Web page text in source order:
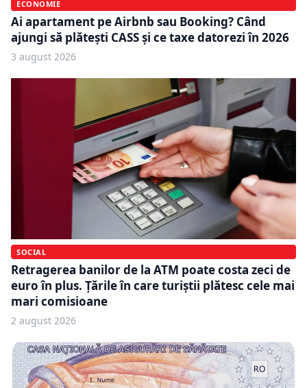
ECONOMIE
Ai apartament pe Airbnb sau Booking? Când
ajungi să plătești CASS și ce taxe datorezi în 2026
3 august 2026
SOCIAL
Retragerea banilor de la ATM poate costa zeci de
euro în plus. Țările în care turiștii plătesc cele mai
mari comisioane
2 august 2026